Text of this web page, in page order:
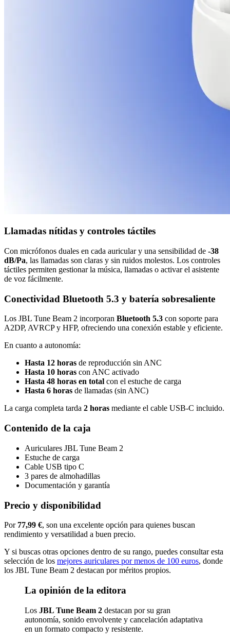
Llamadas nítidas y controles táctiles
Con micrófonos duales en cada auricular y una sensibilidad de -38
dB/Pa, las llamadas son claras y sin ruidos molestos. Los controles
táctiles permiten gestionar la música, llamadas o activar el asistente
de voz fácilmente.
Conectividad Bluetooth 5.3 y batería sobresaliente
Los JBL Tune Beam 2 incorporan Bluetooth 5.3 con soporte para
A2DP, AVRCP y HFP, ofreciendo una conexión estable y eficiente.
En cuanto a autonomía:
Hasta 12 horas de reproducción sin ANC
Hasta 10 horas con ANC activado
Hasta 48 horas en total con el estuche de carga
Hasta 6 horas de llamadas (sin ANC)
La carga completa tarda 2 horas mediante el cable USB-C incluido.
Contenido de la caja
Auriculares JBL Tune Beam 2
Estuche de carga
Cable USB tipo C
3 pares de almohadillas
Documentación y garantía
Precio y disponibilidad
Por 77,99 €, son una excelente opción para quienes buscan
rendimiento y versatilidad a buen precio.
Y si buscas otras opciones dentro de su rango, puedes consultar esta
selección de los mejores auriculares por menos de 100 euros, donde
los JBL Tune Beam 2 destacan por méritos propios.
La opinión de la editora
Los JBL Tune Beam 2 destacan por su gran
autonomía, sonido envolvente y cancelación adaptativa
en un formato compacto y resistente.